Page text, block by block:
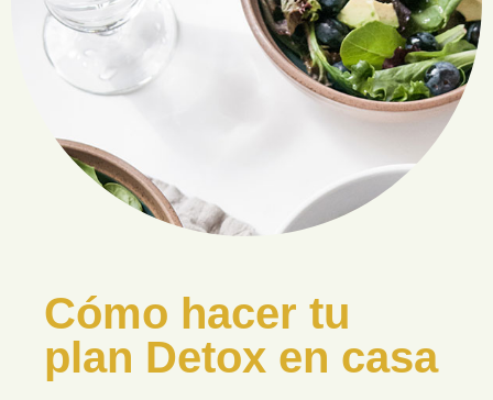
Cómo hacer tu
plan Detox en casa